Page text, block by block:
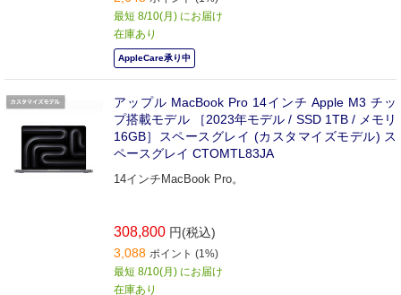
最短 8/10(月) にお届け
在庫あり
AppleCare承り中
アップル MacBook Pro 14インチ Apple M3 チッ
プ搭載モデル ［2023年モデル / SSD 1TB / メモリ
16GB］スペースグレイ (カスタマイズモデル) ス
ペースグレイ CTOMTL83JA
14インチMacBook Pro。
308,800 円(税込)
3,088 ポイント (1%)
最短 8/10(月) にお届け
在庫あり